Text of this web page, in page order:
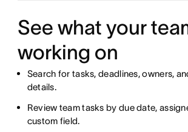
See what your
working on
Search for tasks, deadlines, owners,
details.
Review team tasks by due date,
custom field.